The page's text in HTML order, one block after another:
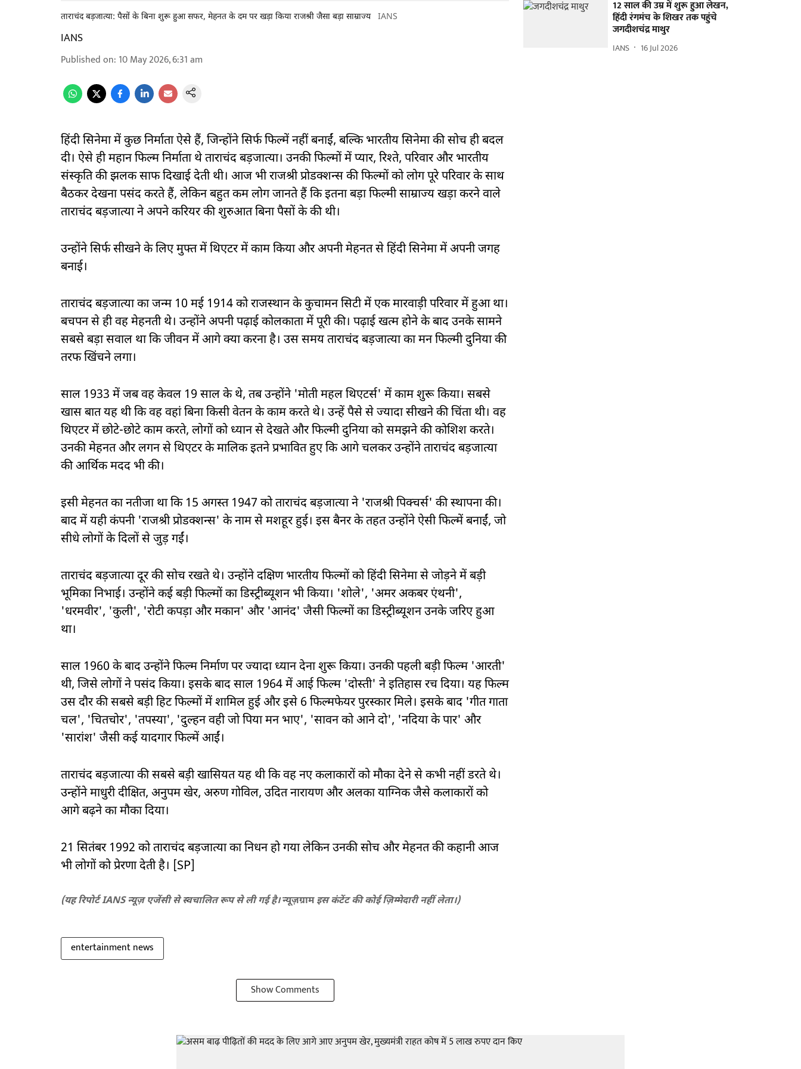
ताराचंद बड़जात्या: पैसों के बिना शुरू हुआ सफर, मेहनत के दम पर खड़ा किया राजश्री जैसा बड़ा साम्राज्य IANS
IANS
Published on: 10 May 2026, 6:31 am
हिंदी सिनेमा में कुछ निर्माता ऐसे हैं, जिन्होंने सिर्फ फिल्में नहीं बनाईं, बल्कि भारतीय सिनेमा की सोच ही बदल
दी। ऐसे ही महान फिल्म निर्माता थे ताराचंद बड़जात्या। उनकी फिल्मों में प्यार, रिश्ते, परिवार और भारतीय
संस्कृति की झलक साफ दिखाई देती थी। आज भी राजश्री प्रोडक्शन्स की फिल्मों को लोग पूरे परिवार के साथ
बैठकर देखना पसंद करते हैं, लेकिन बहुत कम लोग जानते हैं कि इतना बड़ा फिल्मी साम्राज्य खड़ा करने वाले
ताराचंद बड़जात्या ने अपने करियर की शुरुआत बिना पैसों के की थी।
उन्होंने सिर्फ सीखने के लिए मुफ्त में थिएटर में काम किया और अपनी मेहनत से हिंदी सिनेमा में अपनी जगह
बनाई।
ताराचंद बड़जात्या का जन्म 10 मई 1914 को राजस्थान के कुचामन सिटी में एक मारवाड़ी परिवार में हुआ था।
बचपन से ही वह मेहनती थे। उन्होंने अपनी पढ़ाई कोलकाता में पूरी की। पढ़ाई खत्म होने के बाद उनके सामने
सबसे बड़ा सवाल था कि जीवन में आगे क्या करना है। उस समय ताराचंद बड़जात्या का मन फिल्मी दुनिया की
तरफ खिंचने लगा।
साल 1933 में जब वह केवल 19 साल के थे, तब उन्होंने 'मोती महल थिएटर्स' में काम शुरू किया। सबसे
खास बात यह थी कि वह वहां बिना किसी वेतन के काम करते थे। उन्हें पैसे से ज्यादा सीखने की चिंता थी। वह
थिएटर में छोटे-छोटे काम करते, लोगों को ध्यान से देखते और फिल्मी दुनिया को समझने की कोशिश करते।
उनकी मेहनत और लगन से थिएटर के मालिक इतने प्रभावित हुए कि आगे चलकर उन्होंने ताराचंद बड़जात्या
की आर्थिक मदद भी की।
इसी मेहनत का नतीजा था कि 15 अगस्त 1947 को ताराचंद बड़जात्या ने 'राजश्री पिक्चर्स' की स्थापना की।
बाद में यही कंपनी 'राजश्री प्रोडक्शन्स' के नाम से मशहूर हुई। इस बैनर के तहत उन्होंने ऐसी फिल्में बनाईं, जो
सीधे लोगों के दिलों से जुड़ गईं।
ताराचंद बड़जात्या दूर की सोच रखते थे। उन्होंने दक्षिण भारतीय फिल्मों को हिंदी सिनेमा से जोड़ने में बड़ी
भूमिका निभाई। उन्होंने कई बड़ी फिल्मों का डिस्ट्रीब्यूशन भी किया। 'शोले', 'अमर अकबर एंथनी',
'धरमवीर', 'कुली', 'रोटी कपड़ा और मकान' और 'आनंद' जैसी फिल्मों का डिस्ट्रीब्यूशन उनके जरिए हुआ
था।
साल 1960 के बाद उन्होंने फिल्म निर्माण पर ज्यादा ध्यान देना शुरू किया। उनकी पहली बड़ी फिल्म 'आरती'
थी, जिसे लोगों ने पसंद किया। इसके बाद साल 1964 में आई फिल्म 'दोस्ती' ने इतिहास रच दिया। यह फिल्म
उस दौर की सबसे बड़ी हिट फिल्मों में शामिल हुई और इसे 6 फिल्मफेयर पुरस्कार मिले। इसके बाद 'गीत गाता
चल', 'चितचोर', 'तपस्या', 'दुल्हन वही जो पिया मन भाए', 'सावन को आने दो', 'नदिया के पार' और
'सारांश' जैसी कई यादगार फिल्में आईं।
ताराचंद बड़जात्या की सबसे बड़ी खासियत यह थी कि वह नए कलाकारों को मौका देने से कभी नहीं डरते थे।
उन्होंने माधुरी दीक्षित, अनुपम खेर, अरुण गोविल, उदित नारायण और अलका याग्निक जैसे कलाकारों को
आगे बढ़ने का मौका दिया।
21 सितंबर 1992 को ताराचंद बड़जात्या का निधन हो गया लेकिन उनकी सोच और मेहनत की कहानी आज
भी लोगों को प्रेरणा देती है। [SP]
(यह रिपोर्ट IANS न्यूज़ एजेंसी से स्वचालित रूप से ली गई है।न्यूज़ग्रामइस कंटेंट की कोई ज़िम्मेदारी नहीं लेता।)
entertainment news
Show Comments
12 साल की उम्र में शुरू हुआ लेखन,
हिंदी रंगमंच के शिखर तक पहुंचे
जगदीशचंद्र माथुर
IANS 16 Jul 2026